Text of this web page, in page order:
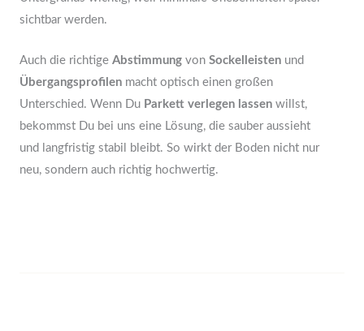
sichtbar werden.
Auch die richtige Abstimmung von Sockelleisten und
Übergangsprofilen macht optisch einen großen
Unterschied. Wenn Du Parkett verlegen lassen willst,
bekommst Du bei uns eine Lösung, die sauber aussieht
und langfristig stabil bleibt. So wirkt der Boden nicht nur
neu, sondern auch richtig hochwertig.